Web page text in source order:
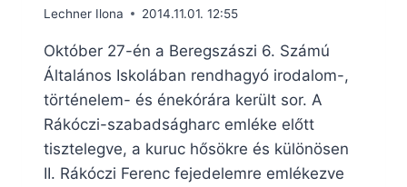
Lechner Ilona 2014.11.01. 12:55
Október 27-én a Beregszászi 6. Számú
Általános Iskolában rendhagyó irodalom-,
történelem- és énekórára került sor. A
Rákóczi-szabadságharc emléke előtt
tisztelegve, a kuruc hősökre és különösen
II. Rákóczi Ferenc fejedelemre emlékezve